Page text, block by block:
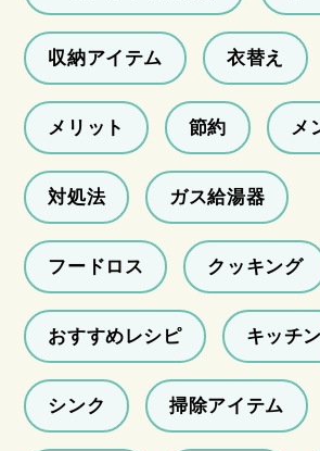
収納アイテム 衣替え
メリット 節約 メ
対処法 ガス給湯器
フードロス クッキング
おすすめレシピ キッチン
シンク 掃除アイテム